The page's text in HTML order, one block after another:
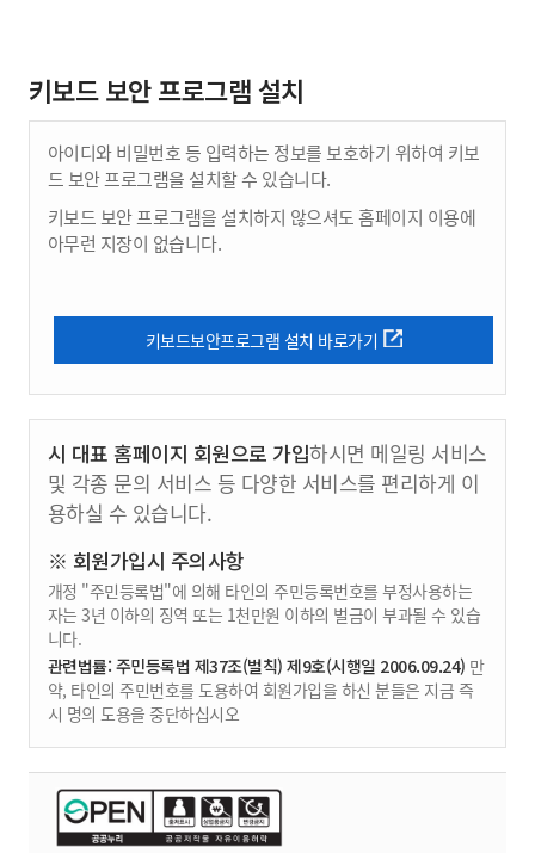
키보드 보안 프로그램 설치
아이디와 비밀번호 등 입력하는 정보를 보호하기 위하여 키보
드 보안 프로그램을 설치할 수 있습니다.
키보드 보안 프로그램을 설치하지 않으셔도 홈페이지 이용에
아무런 지장이 없습니다.
키보드보안프로그램 설치 바로가기
시 대표 홈페이지 회원으로 가입하시면 메일링 서비스
및 각종 문의 서비스 등 다양한 서비스를 편리하게 이
용하실 수 있습니다.
※ 회원가입시 주의사항
개정 "주민등록법"에 의해 타인의 주민등록번호를 부정사용하는
자는 3년 이하의 징역 또는 1천만원 이하의 벌금이 부과될 수 있습
니다.
관련법률: 주민등록법 제37조(벌칙) 제9호(시행일 2006.09.24) 만
약, 타인의 주민번호를 도용하여 회원가입을 하신 분들은 지금 즉
시 명의 도용을 중단하십시오